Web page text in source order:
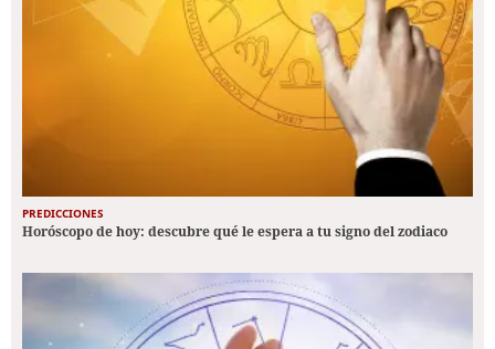
PREDICCIONES
Horóscopo de hoy: descubre qué le espera a tu signo del zodiaco